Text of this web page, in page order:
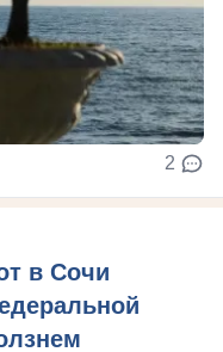
2
в Сочи